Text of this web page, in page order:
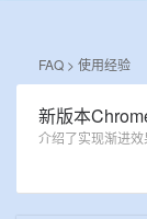
FAQ > 使用经验
新版本
介绍了实现渐进